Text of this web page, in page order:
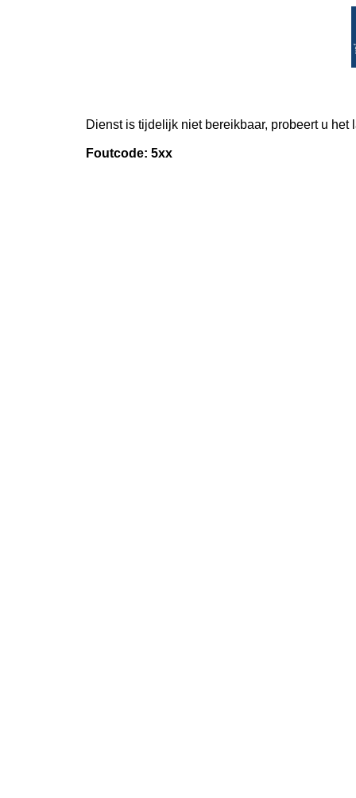
Dienst is tijdelijk niet bereikbaar, probeert u het
Foutcode: 5xx